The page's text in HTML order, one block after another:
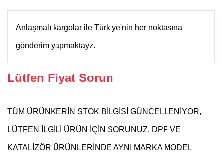
Anlaşmalı kargolar ile Türkiye'nin her noktasına
gönderim yapmaktayz.
Lütfen Fiyat Sorun
TÜM ÜRÜNKERİN STOK BİLGİSİ GÜNCELLENİYOR,
LÜTFEN İLGİLİ ÜRÜN İÇİN SORUNUZ, DPF VE
KATALİZÖR ÜRÜNLERİNDE AYNI MARKA MODEL